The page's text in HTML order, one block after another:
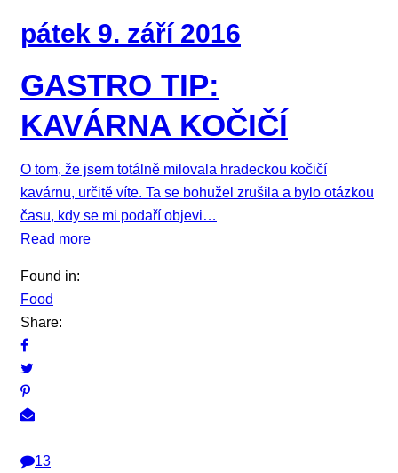
pátek 9. září 2016
GASTRO TIP:
KAVÁRNA KOČIČÍ
O tom, že jsem totálně milovala hradeckou kočičí
kavárnu, určitě víte. Ta se bohužel zrušila a bylo otázkou
času, kdy se mi podaří objevi…
Read more
Found in:
Food
Share:
13